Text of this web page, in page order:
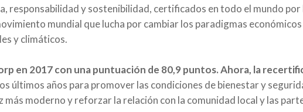
responsabilidad y sostenibilidad, certificados en todo el mundo
mundial que lucha por cambiar los paradigmas
y climáticos.
en 2017 con una puntuación de 80,9 puntos. Ahora, la
últimos años para promover las condiciones de bienestar y
más moderno y reforzar la relación con la comunidad local y las